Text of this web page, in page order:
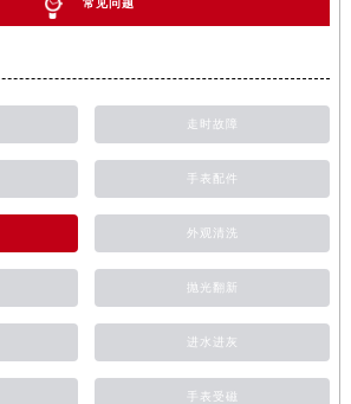
走时故障
手表配件
外观清洗
抛光翻新
进水进灰
手表受磁